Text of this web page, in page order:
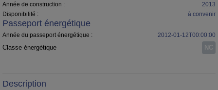
Année de construction :
2013
Disponibilité :
à convenir
Passeport énergétique
Année du passeport énergétique : 2012-01-12T00:00:00
Classe énergétique NC
Description